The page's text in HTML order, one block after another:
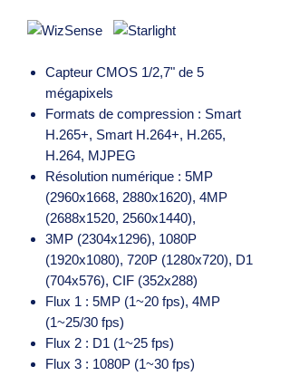
Capteur CMOS 1/2,7" de 5
mégapixels
Formats de compression : Smart
H.265+, Smart H.264+, H.265,
H.264, MJPEG
Résolution numérique : 5MP
(2960x1668, 2880x1620), 4MP
(2688x1520, 2560x1440),
3MP (2304x1296), 1080P
(1920x1080), 720P (1280x720), D1
(704x576), CIF (352x288)
Flux 1 : 5MP (1~20 fps), 4MP
(1~25/30 fps)
Flux 2 : D1 (1~25 fps)
Flux 3 : 1080P (1~30 fps)